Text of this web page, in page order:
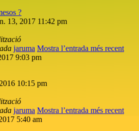
?
13, 2017 11:42 pm
jaruma Mostra l’entrada més recent
9:03 pm
10:15 pm
jaruma Mostra l’entrada més recent
5:40 am